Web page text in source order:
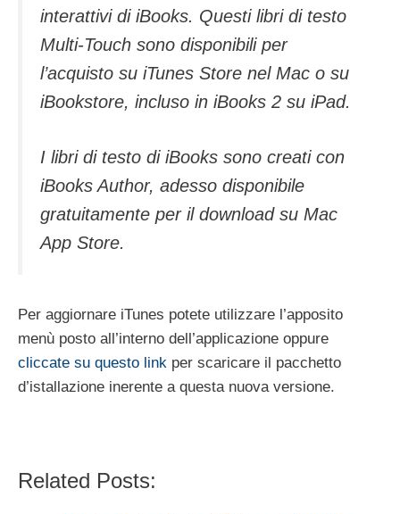
interattivi di iBooks. Questi libri di testo
Multi-Touch sono disponibili per
l’acquisto su iTunes Store nel Mac o su
iBookstore, incluso in iBooks 2 su iPad.
I libri di testo di iBooks sono creati con
iBooks Author, adesso disponibile
gratuitamente per il download su Mac
App Store.
Per aggiornare iTunes potete utilizzare l’apposito
menù posto all’interno dell’applicazione oppure
cliccate su questo link per scaricare il pacchetto
d’istallazione inerente a questa nuova versione.
Related Posts: